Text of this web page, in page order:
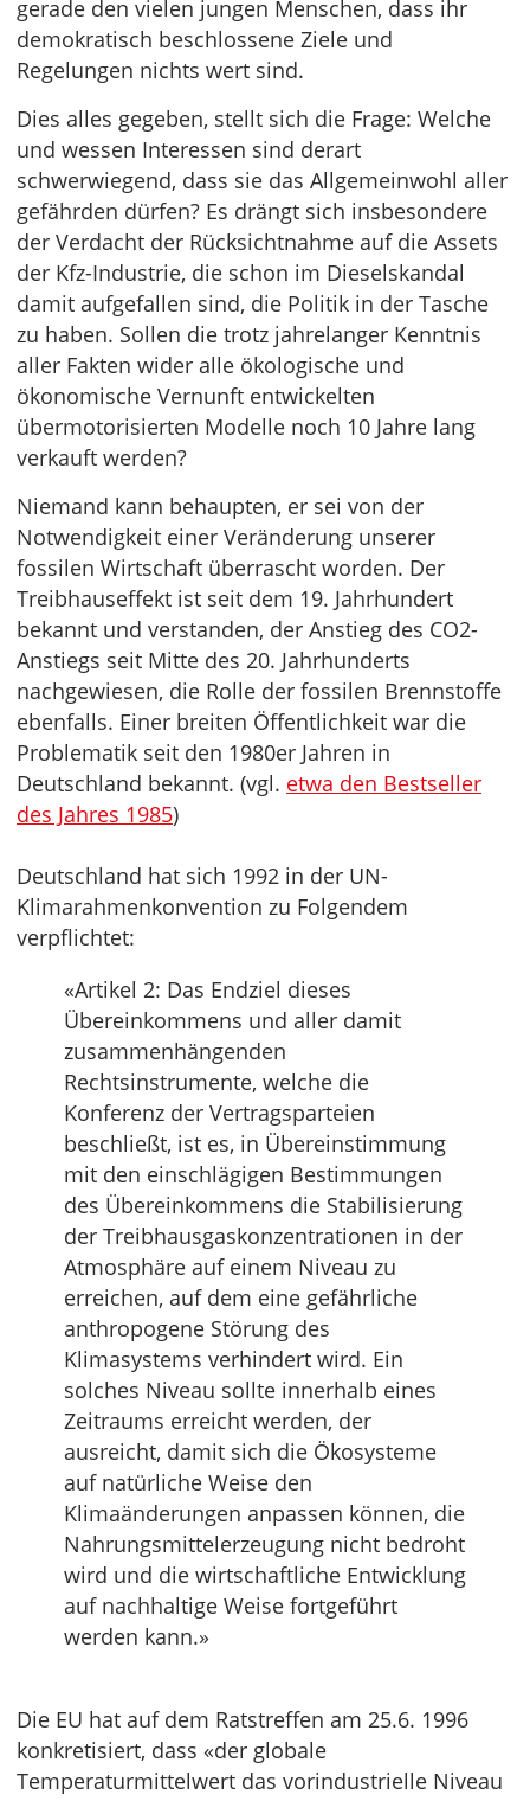
gerade den vielen jungen Menschen, dass ihr
demokratisch beschlossene Ziele und
Regelungen nichts wert sind.
Dies alles gegeben, stellt sich die Frage: Welche
und wessen Interessen sind derart
schwerwiegend, dass sie das Allgemeinwohl aller
gefährden dürfen? Es drängt sich insbesondere
der Verdacht der Rücksichtnahme auf die Assets
der Kfz-Industrie, die schon im Dieselskandal
damit aufgefallen sind, die Politik in der Tasche
zu haben. Sollen die trotz jahrelanger Kenntnis
aller Fakten wider alle ökologische und
ökonomische Vernunft entwickelten
übermotorisierten Modelle noch 10 Jahre lang
verkauft werden?
Niemand kann behaupten, er sei von der
Notwendigkeit einer Veränderung unserer
fossilen Wirtschaft überrascht worden. Der
Treibhauseffekt ist seit dem 19. Jahrhundert
bekannt und verstanden, der Anstieg des CO2-
Anstiegs seit Mitte des 20. Jahrhunderts
nachgewiesen, die Rolle der fossilen Brennstoffe
ebenfalls. Einer breiten Öffentlichkeit war die
Problematik seit den 1980er Jahren in
Deutschland bekannt. (vgl. etwa den Bestseller
des Jahres 1985)
Deutschland hat sich 1992 in der UN-
Klimarahmenkonvention zu Folgendem
verpflichtet:
«Artikel 2: Das Endziel dieses
Übereinkommens und aller damit
zusammenhängenden
Rechtsinstrumente, welche die
Konferenz der Vertragsparteien
beschließt, ist es, in Übereinstimmung
mit den einschlägigen Bestimmungen
des Übereinkommens die Stabilisierung
der Treibhausgaskonzentrationen in der
Atmosphäre auf einem Niveau zu
erreichen, auf dem eine gefährliche
anthropogene Störung des
Klimasystems verhindert wird. Ein
solches Niveau sollte innerhalb eines
Zeitraums erreicht werden, der
ausreicht, damit sich die Ökosysteme
auf natürliche Weise den
Klimaänderungen anpassen können, die
Nahrungsmittelerzeugung nicht bedroht
wird und die wirtschaftliche Entwicklung
auf nachhaltige Weise fortgeführt
werden kann.»
Die EU hat auf dem Ratstreffen am 25.6. 1996
konkretisiert, dass «der globale
Temperaturmittelwert das vorindustrielle Niveau